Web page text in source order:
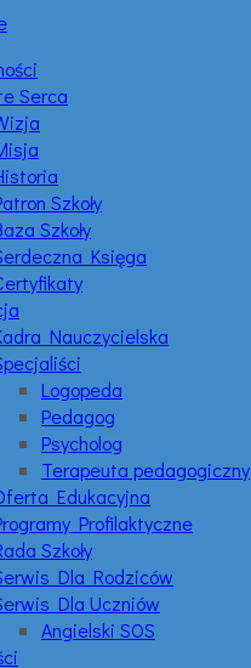
Serca
Szkoły
Szkoły
Księga
Nauczycielska
Logopeda
Pedagog
Psycholog
Terapeuta pedagogiczny
Edukacyjna
Profilaktyczne
Szkoły
Dla Rodziców
Dla Uczniów
Angielski SOS